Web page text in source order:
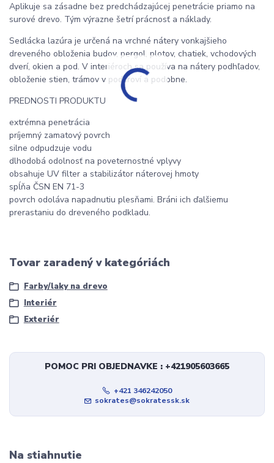
Aplikuje sa zásadne bez predchádzajúcej penetrácie priamo na
surové drevo. Tým výrazne šetrí prácnosť a náklady.
Sedlácka lazúra je určená na vrchné nátery vonkajšieho
dreveného obloženia budov, pergol, plotov, chatiek, vchodových
dverí, okien a pod. V interiéroch sa používa na nátery podhľadov,
obloženie stien, trámov v podkroví a podobne.
PREDNOSTI PRODUKTU
extrémna penetrácia
príjemný zamatový povrch
silne odpudzuje vodu
dlhodobá odolnosť na poveternostné vplyvy
obsahuje UV filter a stabilizátor náterovej hmoty
spĺňa ČSN EN 71-3
povrch odoláva napadnutiu plesňami. Bráni ich ďalšiemu
prerastaniu do dreveného podkladu.
Tovar zaradený v kategóriách
Farby/laky na drevo
Interiér
Exteriér
POMOC PRI OBJEDNAVKE : +421905603665
+421 346242050
sokrates@sokratessk.sk
Na stiahnutie